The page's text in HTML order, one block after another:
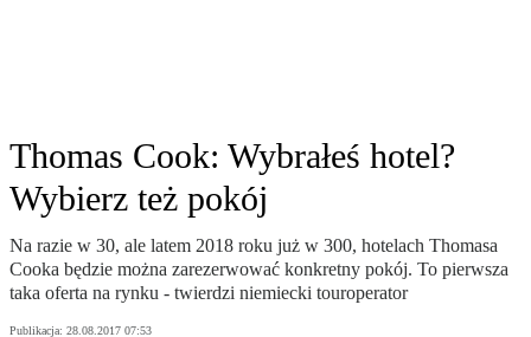
Thomas Cook: Wybrałeś hotel?
Wybierz też pokój
Na razie w 30, ale latem 2018 roku już w 300, hotelach Thomasa
Cooka będzie można zarezerwować konkretny pokój. To pierwsza
taka oferta na rynku - twierdzi niemiecki touroperator
Publikacja: 28.08.2017 07:53